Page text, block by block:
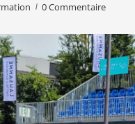
0 Commentaire